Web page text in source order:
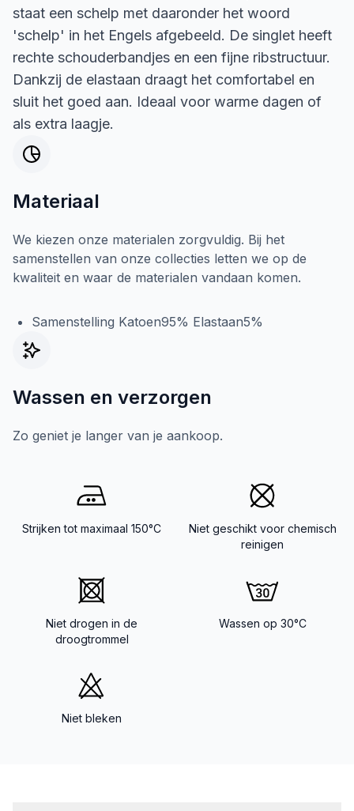
staat een schelp met daaronder het woord
'schelp' in het Engels afgebeeld. De singlet heeft
rechte schouderbandjes en een fijne ribstructuur.
Dankzij de elastaan draagt het comfortabel en
sluit het goed aan. Ideaal voor warme dagen of
als extra laagje.
Materiaal
We kiezen onze materialen zorgvuldig. Bij het
samenstellen van onze collecties letten we op de
kwaliteit en waar de materialen vandaan komen.
Samenstelling Katoen95% Elastaan5%
Wassen en verzorgen
Zo geniet je langer van je aankoop.
Strijken tot maximaal 150°C
Niet geschikt voor chemisch
reinigen
Niet drogen in de
droogtrommel
Wassen op 30°C
Niet bleken